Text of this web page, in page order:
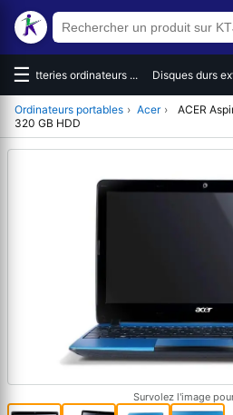
☰Batteries ordinateurs ... Disques durs
Ordinateurs portables › Acer ›
ACER
320 GB HDD
Survolez l'image